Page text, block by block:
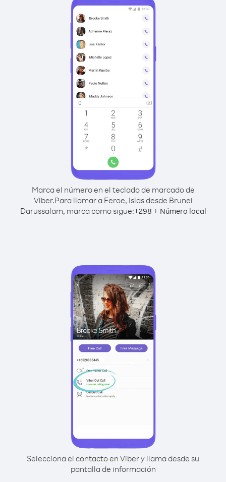
Marca el número en el teclado de marcado de
Viber.Para llamar a Feroe, Islas desde Brunei
Darussalam, marca como sigue:+298 + Número local
Selecciona el contacto en Viber y llama desde su
pantalla de información